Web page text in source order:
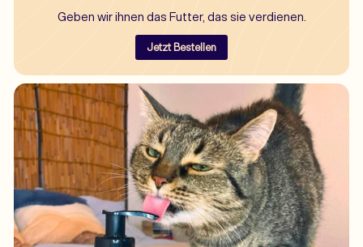
Geben wir ihnen das Futter, das sie verdienen.
Jetzt Bestellen